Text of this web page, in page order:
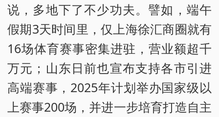
说，多地下了不少功夫。譬如，端午
假期3天时间里，仅上海徐汇商圈就有
16场体育赛事密集进驻，营业额超千
万元；山东日前也宣布支持各市引进
高端赛事，2025年计划举办国家级以
上赛事200场，并进一步培育打造自主